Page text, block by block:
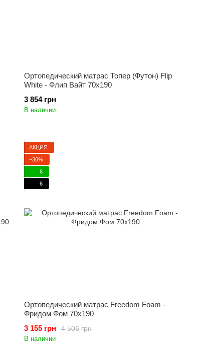
Ортопедический матрас Топер (Футон) Flip
White - Флип Вайт 70x190
3 854 грн
В наличии
АКЦИЯ
−30%
6
6
Ортопедический матрас Freedom Foam -
Фридом Фом 70x190
4 506 грн
3 155 грн
В наличии